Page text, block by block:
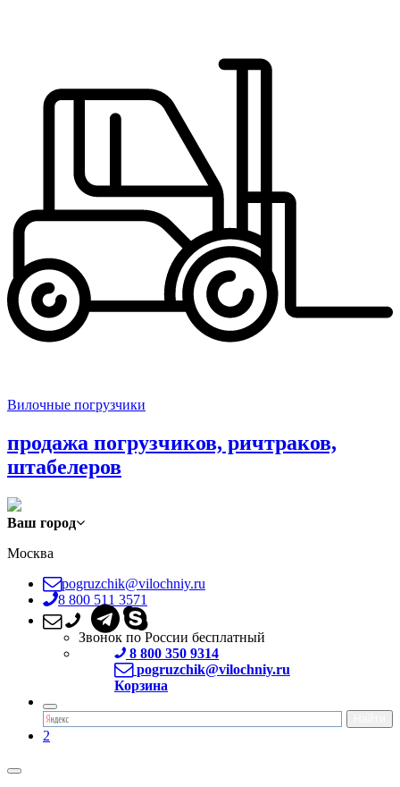
Вилочные погрузчики
продажа погрузчиков, ричтраков,
штабелеров
Ваш город
Москва
pogruzchik@vilochniy.ru
8 800 511 3571
Звонок по России бесплатный
8 800 350 9314
pogruzchik@vilochniy.ru
Корзина
2